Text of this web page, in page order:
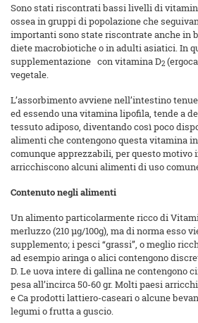
Sono stati riscontrati bassi livelli di
ossea in gruppi di popolazione che
importanti sono state riscontrate anche in
diete macrobiotiche o in adulti asiatici. In
supplementazione con vitamina D2
vegetale.
L’assorbimento avviene nell’intestino
ed essendo una vitamina lipofila, tende a
tessuto adiposo, diventando così poco
alimenti che contengono questa vitamina
comunque apprezzabili, per questo
arricchiscono alcuni alimenti di uso
Contenuto negli alimenti
Un alimento particolarmente ricco di
merluzzo (210 µg/100g), ma di norma esso
supplemento; i pesci “grassi”, o meglio
ad esempio aringa o alici contengono
D. Le uova intere di gallina ne contengono
pesa all’incirca 50-60 gr. Molti paesi
e Ca prodotti lattiero-caseari o alcune
legumi o frutta a guscio.